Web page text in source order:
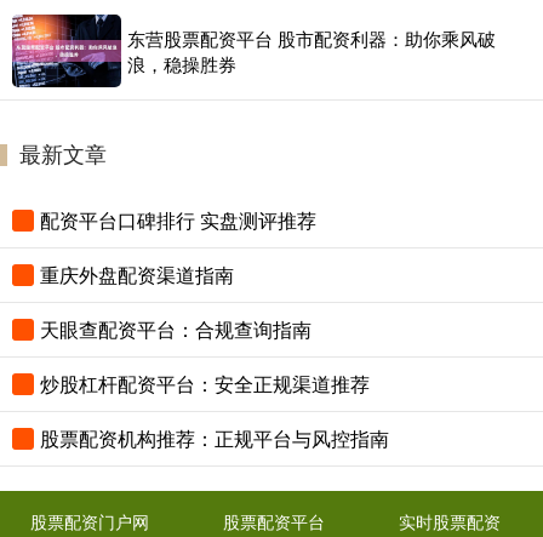
东营股票配资平台 股市配资利器：助你乘风破
浪，稳操胜券
最新文章
配资平台口碑排行 实盘测评推荐
重庆外盘配资渠道指南
天眼查配资平台：合规查询指南
炒股杠杆配资平台：安全正规渠道推荐
股票配资机构推荐：正规平台与风控指南
股票配资门户网 股票配资平台 实时股票配资